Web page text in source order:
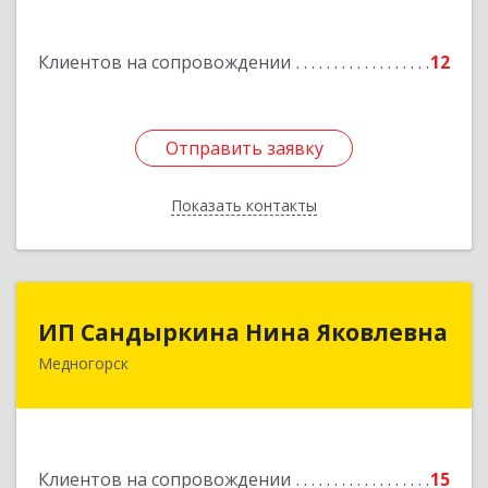
Клиентов на сопровождении 12
Отправить заявку
Показать контакты
Отправить заявку
Назад
ИП Сандыркина Нина Яковлевна
Медногорск
Клиентов на сопровождении 15
462270, Оренбургская обл, Медногорск г,